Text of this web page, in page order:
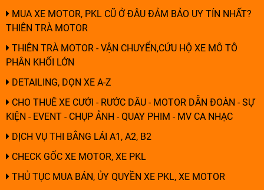
MUA XE MOTOR, PKL CŨ Ở ĐÂU ĐẢM BẢO UY TÍN NHẤT?
THIÊN TRÀ MOTOR
THIÊN TRÀ MOTOR - VẬN CHUYỂN,CỨU HỘ XE MÔ TÔ
PHÂN KHỐI LỚN
DETAILING, DỌN XE A-Z
CHO THUÊ XE CƯỚI - RƯỚC DÂU - MOTOR DẪN ĐOÀN - SỰ
KIỆN - EVENT - CHỤP ẢNH - QUAY PHIM - MV CA NHẠC
DỊCH VỤ THI BẰNG LÁI A1, A2, B2
CHECK GỐC XE MOTOR, XE PKL
THỦ TỤC MUA BÁN, ỦY QUYỀN XE PKL, XE MOTOR